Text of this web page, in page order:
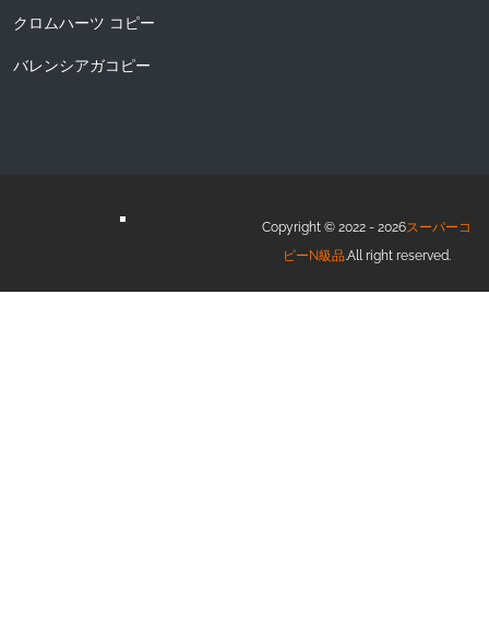
クロムハーツ コピー
バレンシアガコピー
Copyright © 2022 - 2026スーパーコ
ピーN級品.All right reserved.